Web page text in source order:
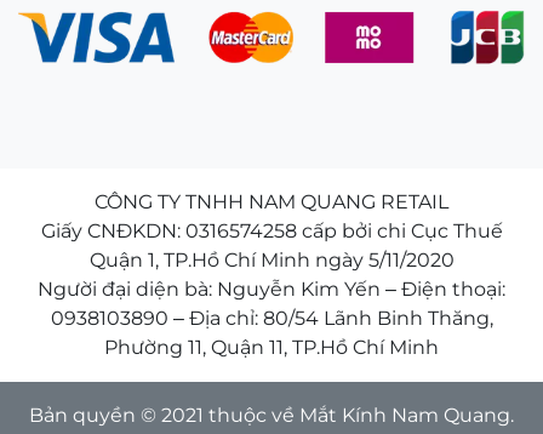
CÔNG TY TNHH NAM QUANG RETAIL
Giấy CNĐKDN: 0316574258 cấp bởi chi Cục Thuế
Quận 1, TP.Hồ Chí Minh ngày 5/11/2020
Người đại diện bà: Nguyễn Kim Yến – Điện thoại:
0938103890 – Địa chỉ: 80/54 Lãnh Binh Thăng,
Phường 11, Quận 11, TP.Hồ Chí Minh
Bản quyền © 2021 thuộc về Mắt Kính Nam Quang.